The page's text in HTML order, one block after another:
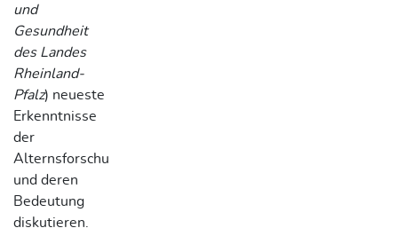
und
Gesundheit
des Landes
Rheinland-
Pfalz) neueste
Erkenntnisse
der
Alternsforschung
und deren
Bedeutung
diskutieren.